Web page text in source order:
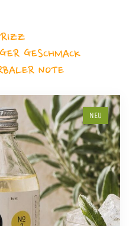
GESCHMACK
NOTE
NEU